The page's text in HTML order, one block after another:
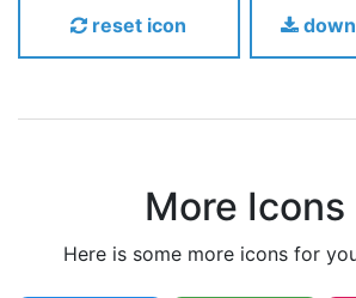
reset icon
More Icons
here is some more icons for